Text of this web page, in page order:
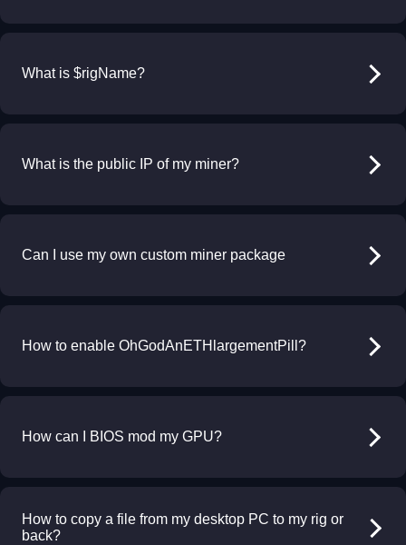
What is $rigName?
What is the public IP of my miner?
Can I use my own custom miner package
How to enable OhGodAnETHlargementPill?
How can I BIOS mod my GPU?
How to copy a file from my desktop PC to my rig or
back?